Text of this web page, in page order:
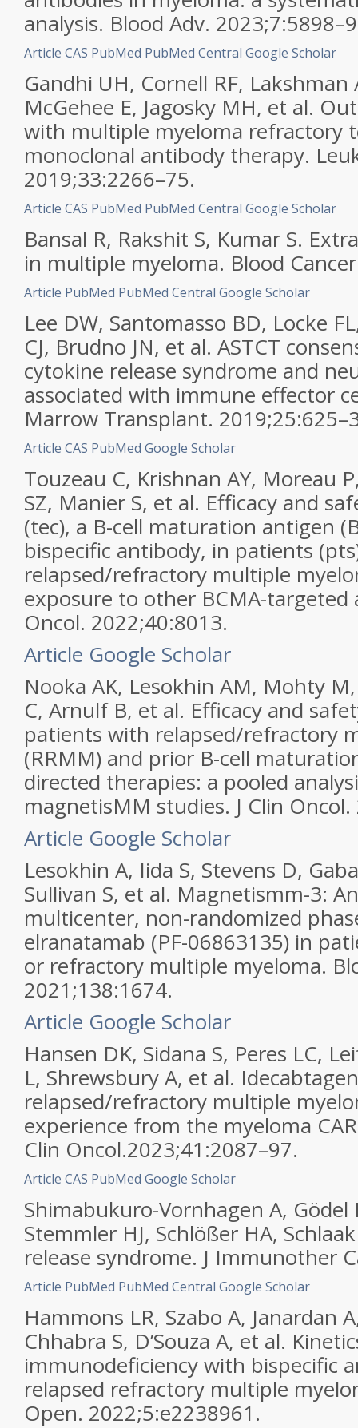
analysis. Blood Adv.
Article CAS PubMed PubMed Central Google Scholar
Gandhi UH, Cornell RF, Lakshman
McGehee E, Jagosky MH, et al.
with multiple myeloma refractory
monoclonal antibody therapy.
2019;33:2266–75.
Article CAS PubMed PubMed Central Google Scholar
Bansal R, Rakshit S, Kumar S.
in multiple myeloma. Blood
Article PubMed PubMed Central Google Scholar
Lee DW, Santomasso BD, Locke
CJ, Brudno JN, et al. ASTCT
cytokine release syndrome and
associated with immune effector
Marrow Transplant.
Article CAS PubMed Google Scholar
Touzeau C, Krishnan AY, Moreau
SZ, Manier S, et al. Efficacy and
(tec), a B-cell maturation antigen
bispecific antibody, in patients
relapsed/refractory multiple
exposure to other BCMA-targeted
Oncol. 2022;40:8013.
Article Google Scholar
Nooka AK, Lesokhin AM, Mohty
C, Arnulf B, et al. Efficacy and
patients with relapsed/refractory
(RRMM) and prior B-cell
directed therapies: a pooled
magnetisMM studies. J Clin
Article Google Scholar
Lesokhin A, Iida S, Stevens D,
Sullivan S, et al. Magnetismm-3:
multicenter, non-randomized
elranatamab (PF-06863135) in
or refractory multiple myeloma.
2021;138:1674.
Article Google Scholar
Hansen DK, Sidana S, Peres LC,
L, Shrewsbury A, et al.
relapsed/refractory multiple
experience from the myeloma
Clin Oncol.2023;41:2087–97.
Article CAS PubMed Google Scholar
Shimabukuro-Vornhagen A, Gödel
Stemmler HJ, Schlößer HA,
release syndrome. J Immunother
Article PubMed PubMed Central Google Scholar
Hammons LR, Szabo A, Janardan
Chhabra S, D’Souza A, et al.
immunodeficiency with bispecific
relapsed refractory multiple
Open. 2022;5:e2238961.